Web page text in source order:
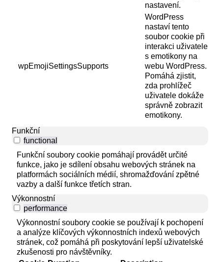
nastavení.
wpEmojiSettingsSupports
WordPress
nastaví tento
soubor cookie při
interakci uživatele
s emotikony na
webu WordPress.
Pomáhá zjistit,
zda prohlížeč
uživatele dokáže
správně zobrazit
emotikony.
Funkční
functional
Funkční soubory cookie pomáhají provádět určité
funkce, jako je sdílení obsahu webových stránek na
platformách sociálních médií, shromažďování zpětné
vazby a další funkce třetích stran.
Výkonnostní
performance
Výkonnostní soubory cookie se používají k pochopení
a analýze klíčových výkonnostních indexů webových
stránek, což pomáhá při poskytování lepší uživatelské
zkušenosti pro návštěvníky.